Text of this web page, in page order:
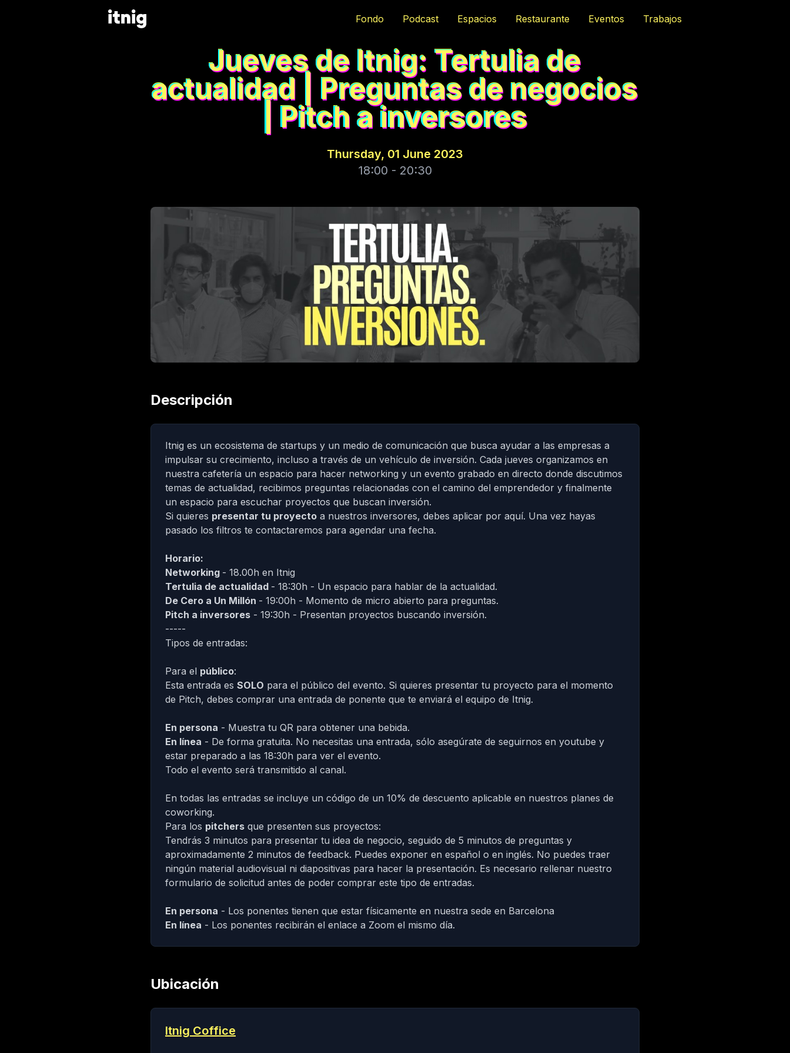
Fondo Podcast Espacios Restaurante Eventos Trabajos
Jueves de Itnig: Tertulia de
actualidad | Preguntas de negocios
| Pitch a inversores
Thursday, 01 June 2023
18:00 - 20:30
Descripción
Itnig es un ecosistema de startups y un medio de comunicación que busca ayudar a las empresas a
impulsar su crecimiento, incluso a través de un vehículo de inversión. Cada jueves organizamos en
nuestra cafetería un espacio para hacer networking y un evento grabado en directo donde discutimos
temas de actualidad, recibimos preguntas relacionadas con el camino del emprendedor y finalmente
un espacio para escuchar proyectos que buscan inversión.
Si quieres presentar tu proyecto a nuestros inversores, debes aplicar por aquí. Una vez hayas
pasado los filtros te contactaremos para agendar una fecha.
Horario:
Networking - 18.00h en Itnig
Tertulia de actualidad - 18:30h - Un espacio para hablar de la actualidad.
De Cero a Un Millón - 19:00h - Momento de micro abierto para preguntas.
Pitch a inversores - 19:30h - Presentan proyectos buscando inversión.
-----
Tipos de entradas:
Para el público:
Esta entrada es SOLO para el público del evento. Si quieres presentar tu proyecto para el momento
de Pitch, debes comprar una entrada de ponente que te enviará el equipo de Itnig.
En persona - Muestra tu QR para obtener una bebida.
En línea - De forma gratuita. No necesitas una entrada, sólo asegúrate de seguirnos en youtube y
estar preparado a las 18:30h para ver el evento.
Todo el evento será transmitido al canal.
En todas las entradas se incluye un código de un 10% de descuento aplicable en nuestros planes de
coworking.
Para los pitchers que presenten sus proyectos:
Tendrás 3 minutos para presentar tu idea de negocio, seguido de 5 minutos de preguntas y
aproximadamente 2 minutos de feedback. Puedes exponer en español o en inglés. No puedes traer
ningún material audiovisual ni diapositivas para hacer la presentación. Es necesario rellenar nuestro
formulario de solicitud antes de poder comprar este tipo de entradas.
En persona - Los ponentes tienen que estar físicamente en nuestra sede en Barcelona
En línea - Los ponentes recibirán el enlace a Zoom el mismo día.
Ubicación
Itnig Coffice